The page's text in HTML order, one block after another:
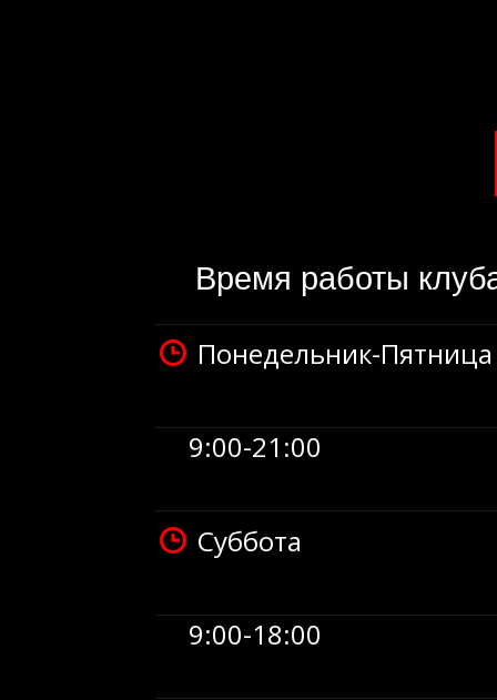
Время работы
Понедельник-Пятница
9:00-21:00
Суббота
9:00-18:00